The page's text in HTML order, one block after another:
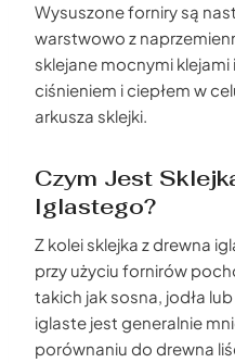
Wysuszone forniry są
warstwowo z
sklejane mocnymi
ciśnieniem i ciepłem w
arkusza sklejki.
Czym Jest
Iglastego?
Z kolei sklejka z drewna
przy użyciu fornirów
takich jak sosna, jodła
iglaste jest generalnie
porównaniu do drewna